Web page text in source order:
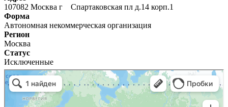
107082 Москва г Спартаковская пл д.14 корп.1
Форма
Автономная некоммерческая организация
Регион
Москва
Статус
Исключенные